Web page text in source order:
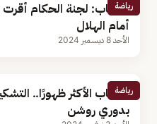
رياضة
الشباب: لجنة الحكام أقرت
أمام الهلال
الأحد 8 ديسمبر 2024
رياضة
الشباب الأكثر ظهورًا..
بدوري روشن